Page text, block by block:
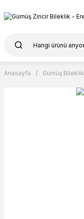
Anasayfa Gümüş Bileklik